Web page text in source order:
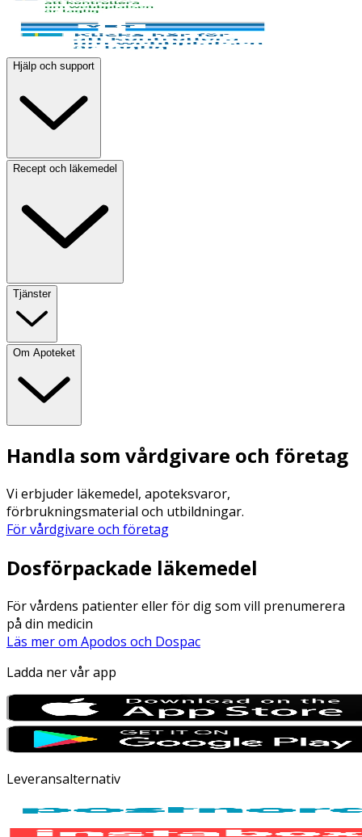
Hjälp och support
Recept och läkemedel
Tjänster
Om Apoteket
Handla som vårdgivare och företag
Vi erbjuder läkemedel, apoteksvaror,
förbrukningsmaterial och utbildningar.
För vårdgivare och företag
Dosförpackade läkemedel
För vårdens patienter eller för dig som vill prenumerera
på din medicin
Läs mer om Apodos och Dospac
Ladda ner vår app
Leveransalternativ